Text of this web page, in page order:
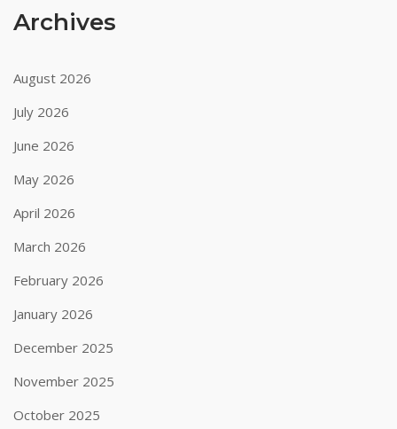
Archives
August 2026
July 2026
June 2026
May 2026
April 2026
March 2026
February 2026
January 2026
December 2025
November 2025
October 2025